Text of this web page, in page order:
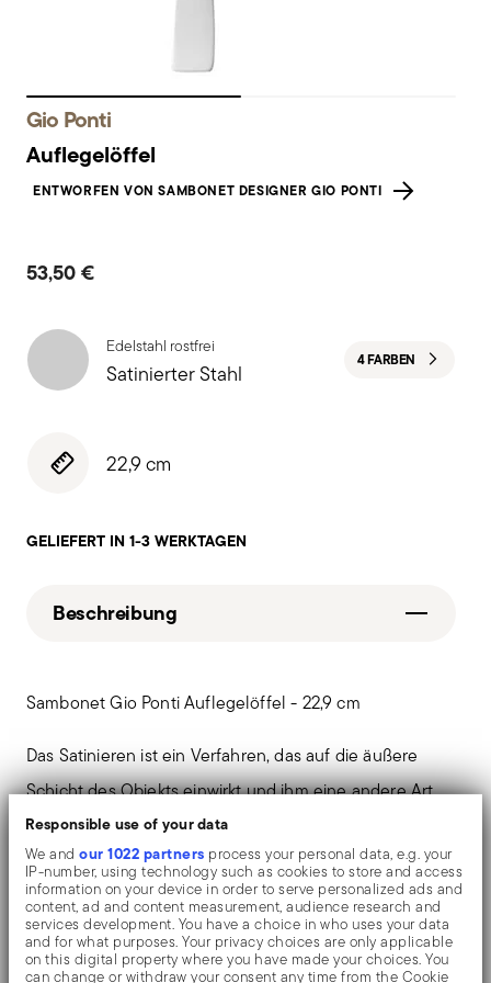
Responsible use of your data
We andour 1022 partners process your personal data, e.g. your
IP-number, using technology such as cookies to store and access
information on your device in order to serve personalized ads and
content, ad and content measurement, audience research and
services development. You have a choice in who uses your data
and for what purposes. Your privacy choices are only applicable
on this digital property where you have made your choices. You
can change or withdraw your consent any time from the Cookie
Gio Ponti
Auflegelöffel
ENTWORFEN VON SAMBONET DESIGNER GIO PONTI
53,50 €
Edelstahl rostfrei
Satinierter Stahl 4 FARBEN
22,9 cm
GELIEFERT IN 1-3 WERKTAGEN
Beschreibung
Sambonet Gio Ponti Auflegelöffel - 22,9 cm
Das Satinieren ist ein Verfahren, das auf die äußere
Schicht des Objekts einwirkt und ihm eine andere Art
von Textur verleiht. Das Verfahren, das dem Polieren
sehr ähnlich ist, besteht darin, dass die Gegenstände
unter einer speziellen Schleifbürste hindurchgeführt
werden, die die Oberfläche gleichmäßig macht und ihr
ein zartes, mattes Aussehen verleiht.